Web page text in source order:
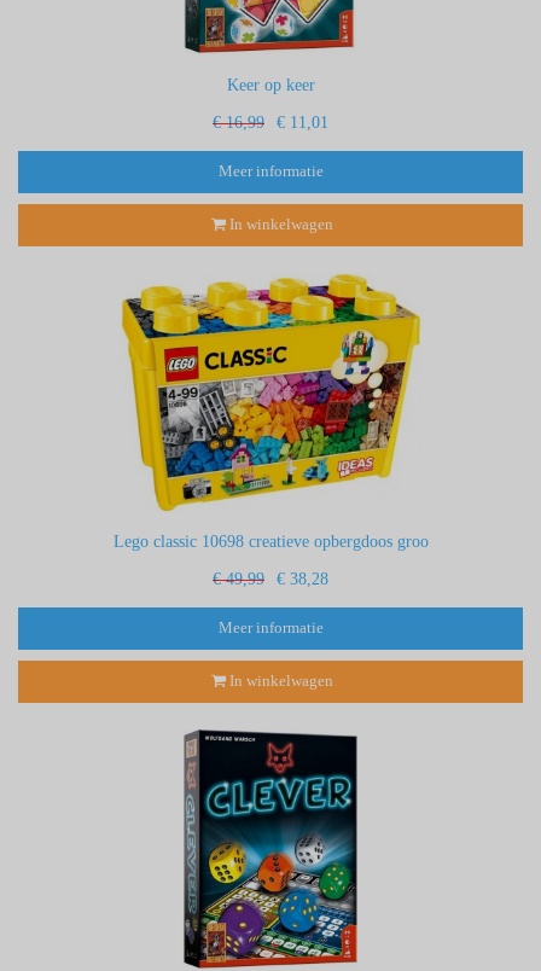
Keer op keer
€ 16,99 € 11,01
Meer informatie
In winkelwagen
Lego classic 10698 creatieve opbergdoos groo
€ 49,99 € 38,28
Meer informatie
In winkelwagen